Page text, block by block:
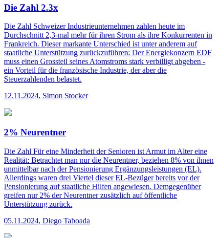
Die Zahl 2.3x
Die Zahl Schweizer Industrieunternehmen zahlen heute im
Durchschnitt 2,3-mal mehr für ihren Strom als ihre Konkurrenten in
Frankreich. Dieser markante Unterschied ist unter anderem auf
staatliche Unterstützung zurückzuführen: Der Energiekonzern EDF
muss einen Grossteil seines Atomstroms stark verbilligt abgeben -
ein Vorteil für die französische Industrie, der aber die
Steuerzahlenden belastet.
12.11.2024, Simon Stocker
2% Neurentner
Die Zahl Für eine Minderheit der Senioren ist Armut im Alter eine
Realität: Betrachtet man nur die Neurentner, beziehen 8% von ihnen
unmittelbar nach der Pensionierung Ergänzungsleistungen (EL).
Allerdings waren drei Viertel dieser EL-Bezüger bereits vor der
Pensionierung auf staatliche Hilfen angewiesen. Demgegenüber
greifen nur 2% der Neurentner zusätzlich auf öffentliche
Unterstützung zurück.
05.11.2024, Diego Taboada